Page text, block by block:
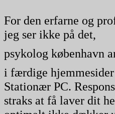
For den erfarne og
jeg ser ikke på det,
psykolog københavn
i færdige
Stationær PC.
straks at få laver dit